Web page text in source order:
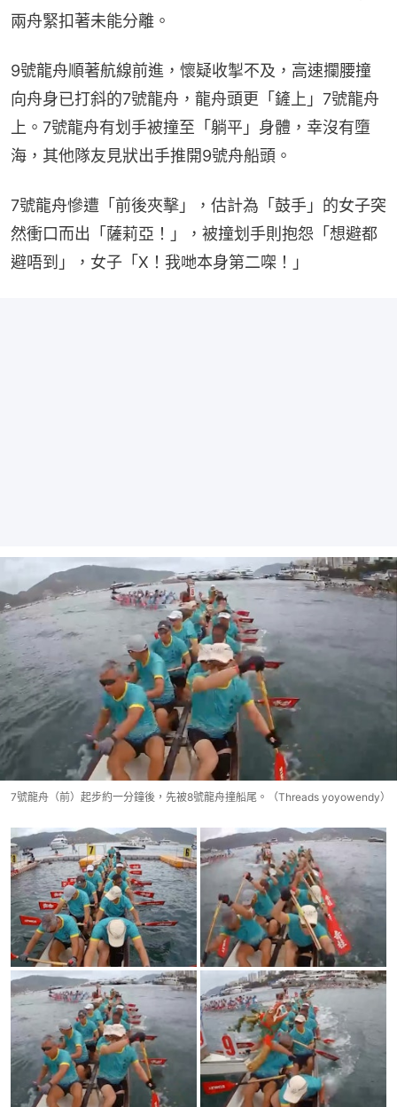
兩舟緊扣著未能分離。
9號龍舟順著航線前進，懷疑收掣不及，高速攔腰撞
向舟身已打斜的7號龍舟，龍舟頭更「鏟上」7號龍舟
上。7號龍舟有划手被撞至「躺平」身體，幸沒有墮
海，其他隊友見狀出手推開9號舟船頭。
7號龍舟慘遭「前後夾擊」，估計為「鼓手」的女子突
然衝口而出「薩莉亞！」，被撞划手則抱怨「想避都
避唔到」，女子「X！我哋本身第二㗎！」
7號龍舟（前）起步約一分鐘後，先被8號龍舟撞船尾。（Threads yoyowendy）